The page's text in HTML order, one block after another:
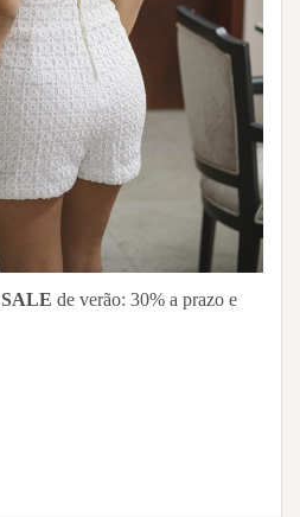
SALE de verão: 30% a prazo e